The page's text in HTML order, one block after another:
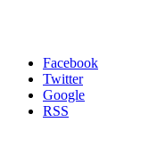
Facebook
Twitter
Google
RSS